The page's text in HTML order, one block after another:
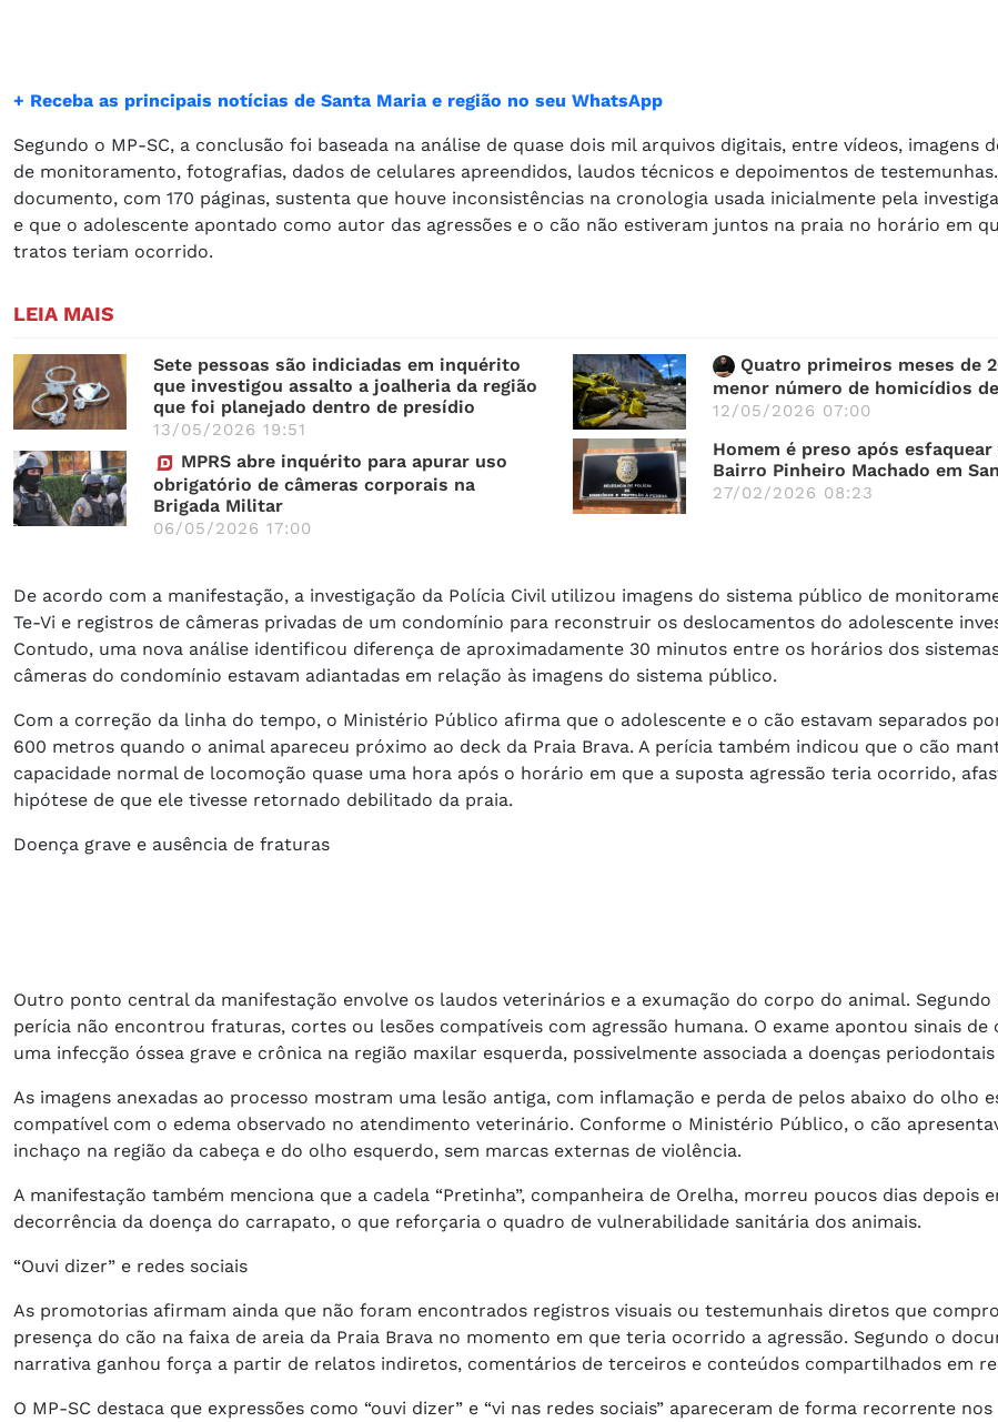
+ Receba as principais notícias de Santa Maria e região no seu WhatsApp
Segundo o MP-SC, a conclusão foi baseada na análise de quase dois mil arquivos digitais, entre vídeos, imagens
de monitoramento, fotografias, dados de celulares apreendidos, laudos técnicos e depoimentos de
documento, com 170 páginas, sustenta que houve inconsistências na cronologia usada inicialmente pela
e que o adolescente apontado como autor das agressões e o cão não estiveram juntos na praia no horário em
tratos teriam ocorrido.
LEIA MAIS
Sete pessoas são indiciadas em inquérito
que investigou assalto a joalheria da região
que foi planejado dentro de presídio
13/05/2026 19:51
MPRS abre inquérito para apurar uso
obrigatório de câmeras corporais na
Brigada Militar
06/05/2026 17:00
Quatro primeiros meses de
menor número de homicídios
12/05/2026 07:00
Homem é preso após
Bairro Pinheiro Machado em
27/02/2026 08:23
De acordo com a manifestação, a investigação da Polícia Civil utilizou imagens do sistema público de
Te-Vi e registros de câmeras privadas de um condomínio para reconstruir os deslocamentos do adolescente
Contudo, uma nova análise identificou diferença de aproximadamente 30 minutos entre os horários dos
câmeras do condomínio estavam adiantadas em relação às imagens do sistema público.
Com a correção da linha do tempo, o Ministério Público afirma que o adolescente e o cão estavam separados
600 metros quando o animal apareceu próximo ao deck da Praia Brava. A perícia também indicou que o cão
capacidade normal de locomoção quase uma hora após o horário em que a suposta agressão teria ocorrido,
hipótese de que ele tivesse retornado debilitado da praia.
Doença grave e ausência de fraturas
Outro ponto central da manifestação envolve os laudos veterinários e a exumação do corpo do animal. Segundo
perícia não encontrou fraturas, cortes ou lesões compatíveis com agressão humana. O exame apontou sinais de
uma infecção óssea grave e crônica na região maxilar esquerda, possivelmente associada a doenças periodontais
As imagens anexadas ao processo mostram uma lesão antiga, com inflamação e perda de pelos abaixo do olho
compatível com o edema observado no atendimento veterinário. Conforme o Ministério Público, o cão
inchaço na região da cabeça e do olho esquerdo, sem marcas externas de violência.
A manifestação também menciona que a cadela “Pretinha”, companheira de Orelha, morreu poucos dias depois
decorrência da doença do carrapato, o que reforçaria o quadro de vulnerabilidade sanitária dos animais.
“Ouvi dizer” e redes sociais
As promotorias afirmam ainda que não foram encontrados registros visuais ou testemunhais diretos que
presença do cão na faixa de areia da Praia Brava no momento em que teria ocorrido a agressão. Segundo o
narrativa ganhou força a partir de relatos indiretos, comentários de terceiros e conteúdos compartilhados em
O MP-SC destaca que expressões como “ouvi dizer” e “vi nas redes sociais” apareceram de forma recorrente nos